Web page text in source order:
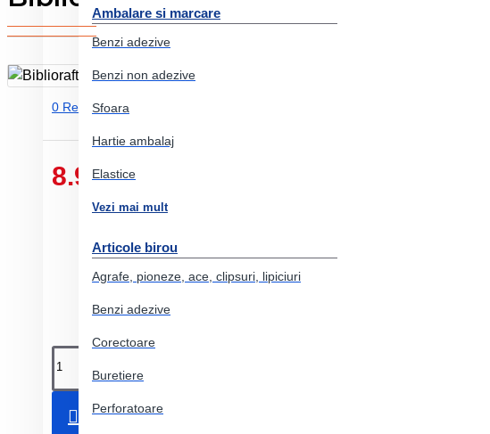
Ambalare si marcare
Benzi adezive
Benzi non adezive
Sfoara
Hartie ambalaj
Elastice
Vezi mai mult
Articole birou
Agrafe, pioneze, ace, clipsuri, lipiciuri
Benzi adezive
Corectoare
Buretiere
Perforatoare
0 Review-uri.
8.92 Lei
Adauga in Cos